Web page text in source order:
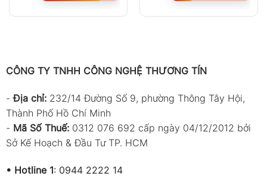
CÔNG TY TNHH CÔNG NGHỆ THƯƠNG TÍN
-Địa chỉ: 232/14 Đường Số 9, phường Thông Tây Hội,
Thành Phố Hồ Chí Minh
- Mã Số Thuế: 0312 076 692 cấp ngày 04/12/2012 bởi
Sở Kế Hoạch & Đầu Tư TP. HCM
• Hotline 1: 0944 2222 14